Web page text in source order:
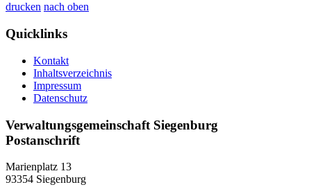
drucken nach oben
Quicklinks
Kontakt
Inhaltsverzeichnis
Impressum
Datenschutz
Verwaltungsgemeinschaft Siegenburg
Postanschrift
Marienplatz 13
93354 Siegenburg